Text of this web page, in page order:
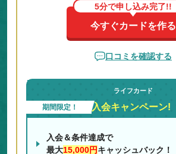
今すぐカードを作る
5分で申し込み完了!!
口コミを確認する
ライフカード
期間限定！ 入会キャンペーン!
入会＆条件達成で
最大15,000円キャッシュバック！